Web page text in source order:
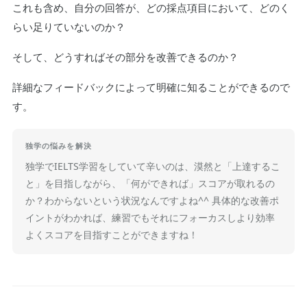
これも含め、自分の回答が、どの採点項目において、どのく
らい足りていないのか？
そして、どうすればその部分を改善できるのか？
詳細なフィードバックによって明確に知ることができるので
す。
独学の悩みを解決
独学でIELTS学習をしていて辛いのは、漠然と「上達するこ
と」を目指しながら、「何ができれば」スコアが取れるの
か？わからないという状況なんですよね^^ 具体的な改善ポ
イントがわかれば、練習でもそれにフォーカスしより効率
よくスコアを目指すことができますね！